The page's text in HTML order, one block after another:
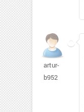
artur-
b952